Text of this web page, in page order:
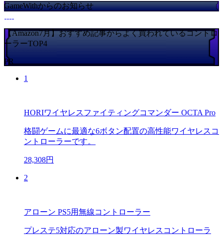
GameWithからのお知らせ
【Amazon7月】おすすめ記事からよく買われているコントロ
ーラーTOP4
PR
1
HORIワイヤレスファイティングコマンダー OCTA Pro
格闘ゲームに最適な6ボタン配置の高性能ワイヤレスコ
ントローラーです。
28,308円
2
アローン PS5用無線コントローラー
プレステ5対応のアローン製ワイヤレスコントローラ